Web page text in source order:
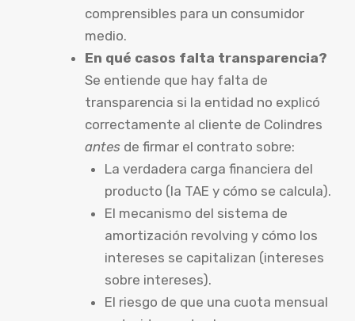
comprensibles para un consumidor
medio.
En qué casos falta transparencia?
Se entiende que hay falta de
transparencia si la entidad no explicó
correctamente al cliente de Colindres
antes de firmar el contrato sobre:
La verdadera carga financiera del
producto (la TAE y cómo se calcula).
El mecanismo del sistema de
amortización revolving y cómo los
intereses se capitalizan (intereses
sobre intereses).
El riesgo de que una cuota mensual